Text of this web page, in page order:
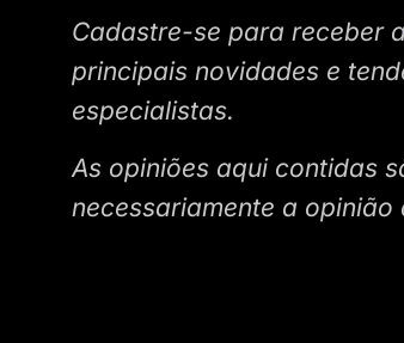
Cadastre-se para receber a
principais novidades e
especialistas.
As opiniões aqui contidas
necessariamente a opinião